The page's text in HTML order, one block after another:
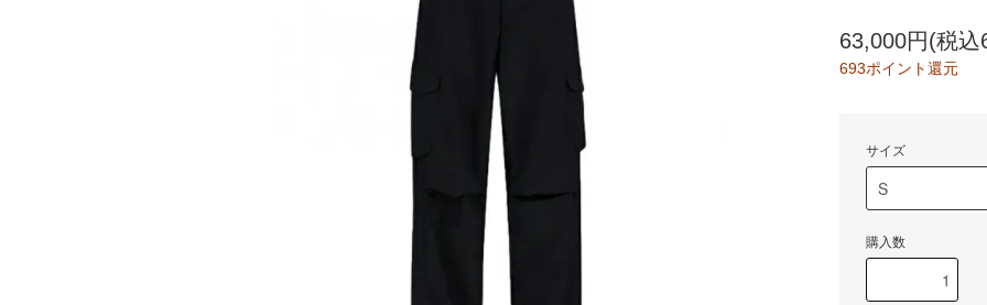
63,000円(税
693ポイント還元
サイズ
購入数